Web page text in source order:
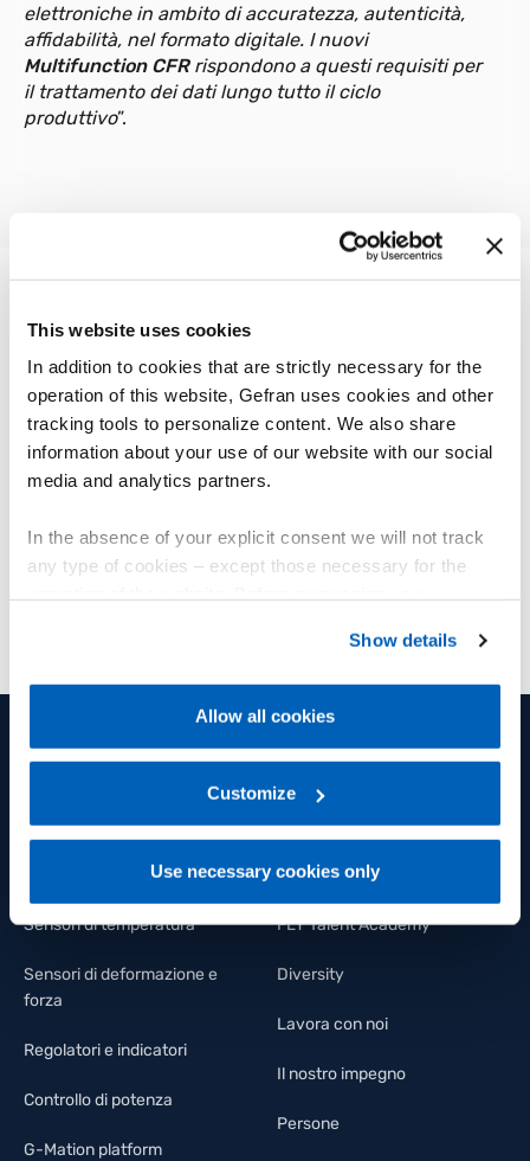
This website uses cookies
In addition to cookies that are strictly necessary for the
operation of this website, Gefran uses cookies and other
tracking tools to personalize content. We also share
information about your use of our website with our social
media and analytics partners.
In the absence of your explicit consent we will not track
any type of cookies – except those necessary for the
Gefran - Cookie
policy.
regarding processing of personal data, at the following
Gefran - Privacy Policy.
Show details
Allow all cookies
Customize
Use necessary cookies only
elettroniche in ambito di accuratezza, autenticità,
affidabilità, nel formato digitale. I nuovi
Multifunction CFR rispondono a questi requisiti per
il trattamento dei dati lungo tutto il ciclo
produttivo”.
Scarica il comunicato stampa
Comunicato stampa
Multifunction CFR
322.15 KB
Sensori di posizione
Sensori di pressione
Sensori di temperatura
Sensori di deformazione e
forza
Regolatori e indicatori
Controllo di potenza
G-Mation platform
Gruppo
Welfare
FLY Talent Academy
Diversity
Lavora con noi
Il nostro impegno
Persone